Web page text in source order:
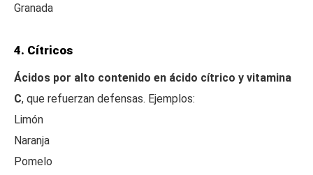
Granada
4. Cítricos
Ácidos por alto contenido en ácido cítrico y vitamina
C, que refuerzan defensas. Ejemplos:
Limón
Naranja
Pomelo